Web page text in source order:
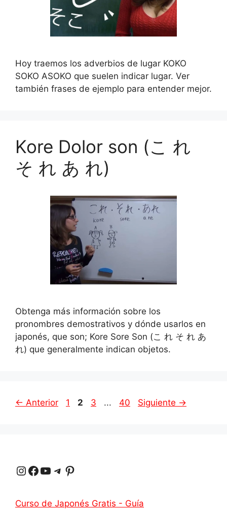
Hoy traemos los adverbios de lugar KOKO
SOKO ASOKO que suelen indicar lugar. Ver
también frases de ejemplo para entender mejor.
Kore Dolor son (こ れ
そ れ あ れ)
Obtenga más información sobre los
pronombres demostrativos y dónde usarlos en
japonés, que son; Kore Sore Son (こ れ そ れ あ
れ) que generalmente indican objetos.
← Anterior Página
1 Página
2 Página
3 ... Página
40 Siguiente →
Instagram Facebook YouTube Telegrama Pinterest
Curso de Japonés Gratis - Guía